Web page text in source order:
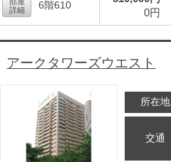
詳細
6階610
0円
アークタワーズウエスト
所在地
交通